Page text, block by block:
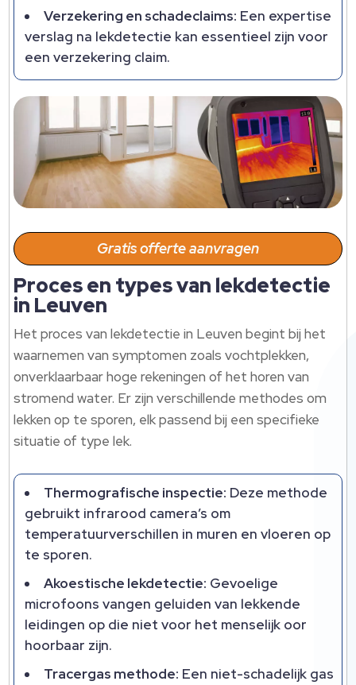
Verzekering en schadeclaims: Een expertise
verslag na lekdetectie kan essentieel zijn voor
een verzekering claim.
Gratis offerte aanvragen
Proces en types van lekdetectie
in Leuven
Het proces van lekdetectie in Leuven begint bij het
waarnemen van symptomen zoals vochtplekken,
onverklaarbaar hoge rekeningen of het horen van
stromend water. Er zijn verschillende methodes om
lekken op te sporen, elk passend bij een specifieke
situatie of type lek.
Thermografische inspectie: Deze methode
gebruikt infrarood camera’s om
temperatuurverschillen in muren en vloeren op
te sporen.
Akoestische lekdetectie: Gevoelige
microfoons vangen geluiden van lekkende
leidingen op die niet voor het menselijk oor
hoorbaar zijn.
Tracergas methode: Een niet-schadelijk gas